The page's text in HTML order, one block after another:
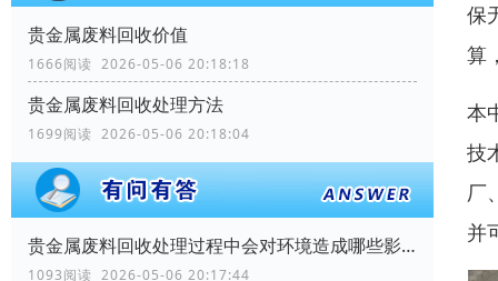
贵金属废料回收价值
1666阅读 2026-05-06 20:18:18
贵金属废料回收处理方法
1699阅读 2026-05-06 20:18:04
贵金属废料回收处理过程中会对环境造成哪些影响？
1093阅读 2026-05-06 20:17:44
保
算
本
技
厂
并